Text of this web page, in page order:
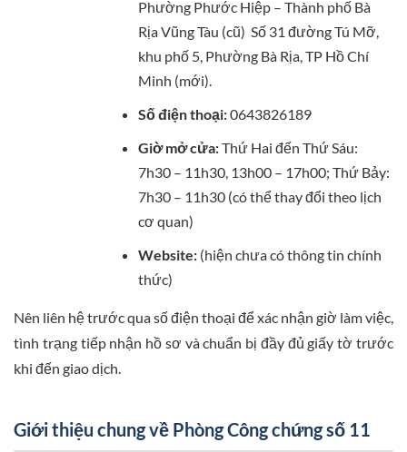
Phường Phước Hiệp – Thành phố Bà
Rịa Vũng Tàu (cũ) Số 31 đường Tú Mỡ,
khu phố 5, Phường Bà Rịa, TP Hồ Chí
Minh (mới).
Số điện thoại:0643826189
Giờ mở cửa:Thứ Hai đến Thứ Sáu:
7h30 – 11h30, 13h00 – 17h00; Thứ Bảy:
7h30 – 11h30 (có thể thay đổi theo lịch
cơ quan)
Website: (hiện chưa có thông tin chính
thức)
Nên liên hệ trước qua số điện thoại để xác nhận giờ làm việc,
tình trạng tiếp nhận hồ sơ và chuẩn bị đầy đủ giấy tờ trước
khi đến giao dịch.
Giới thiệu chung về Phòng Công chứng số 11